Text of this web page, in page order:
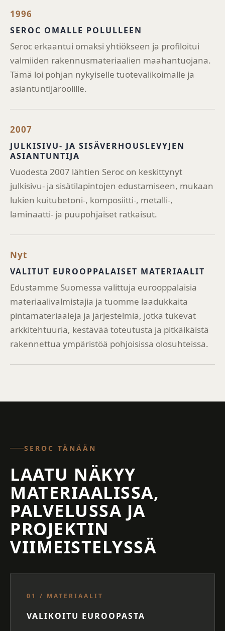
1996
SEROC OMALLE POLULLEEN
Seroc erkaantui omaksi yhtiökseen ja profiloitui
valmiiden rakennusmateriaalien maahantuojana.
Tämä loi pohjan nykyiselle tuotevalikoimalle ja
asiantuntijaroolille.
2007
JULKISIVU- JA SISÄVERHOUSLEVYJEN
ASIANTUNTIJA
Vuodesta 2007 lähtien Seroc on keskittynyt
julkisivu- ja sisätilapintojen edustamiseen, mukaan
lukien kuitubetoni-, komposiitti-, metalli-,
laminaatti- ja puupohjaiset ratkaisut.
Nyt
VALITUT EUROOPPALAISET MATERIAALIT
Edustamme Suomessa valittuja eurooppalaisia
materiaalivalmistajia ja tuomme laadukkaita
pintamateriaaleja ja järjestelmiä, jotka tukevat
arkkitehtuuria, kestävää toteutusta ja pitkäikäistä
rakennettua ympäristöä pohjoisissa olosuhteissa.
SEROC TÄNÄÄN
LAATU NÄKYY
MATERIAALISSA,
PALVELUSSA JA
PROJEKTIN
VIIMEISTELYSSÄ
01 / MATERIAALIT
VALIKOITU EUROOPASTA